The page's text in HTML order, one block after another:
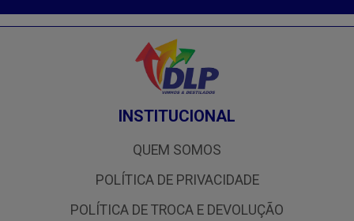
INSTITUCIONAL
QUEM SOMOS
POLÍTICA DE PRIVACIDADE
POLÍTICA DE TROCA E DEVOLUÇÃO